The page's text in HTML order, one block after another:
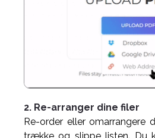
2. Re-arranger dine filer
Re-order eller omarrangere